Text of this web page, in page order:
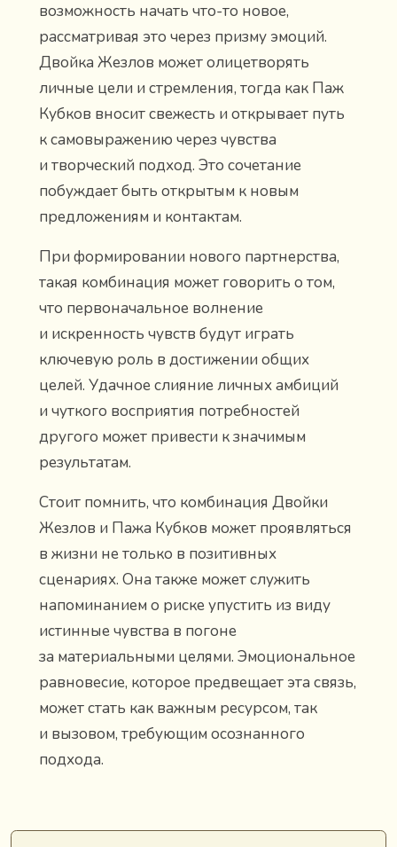
возможность начать что-то новое,
рассматривая это через призму эмоций.
Двойка Жезлов может олицетворять
личные цели и стремления, тогда как Паж
Кубков вносит свежесть и открывает путь
к самовыражению через чувства
и творческий подход. Это сочетание
побуждает быть открытым к новым
предложениям и контактам.
При формировании нового партнерства,
такая комбинация может говорить о том,
что первоначальное волнение
и искренность чувств будут играть
ключевую роль в достижении общих
целей. Удачное слияние личных амбиций
и чуткого восприятия потребностей
другого может привести к значимым
результатам.
Стоит помнить, что комбинация Двойки
Жезлов и Пажа Кубков может проявляться
в жизни не только в позитивных
сценариях. Она также может служить
напоминанием о риске упустить из виду
истинные чувства в погоне
за материальными целями. Эмоциональное
равновесие, которое предвещает эта связь,
может стать как важным ресурсом, так
и вызовом, требующим осознанного
подхода.